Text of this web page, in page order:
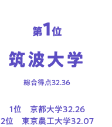
第1位
筑波大学
総合得点32.36
1位　京都大学32.26
2位　東京農工大学32.07